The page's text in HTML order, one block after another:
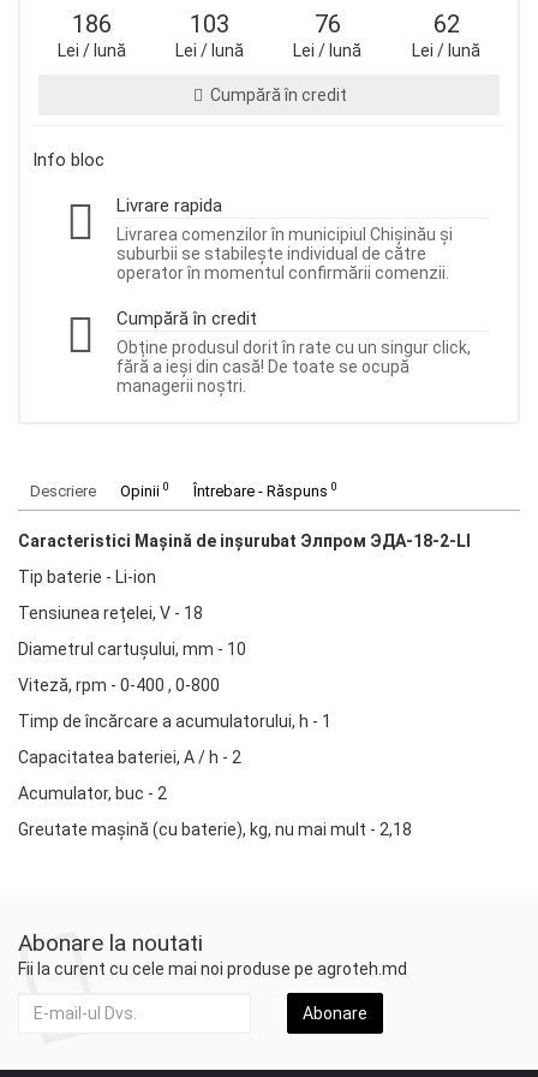
186
Lei / lună
103
Lei / lună
76
Lei / lună
62
Lei / lună
Cumpără în credit
Info bloc
Livrare rapida
Livrarea comenzilor în municipiul Chișinău și
suburbii se stabilește individual de către
operator în momentul confirmării comenzii.
Cumpără în credit
Obține produsul dorit în rate cu un singur click,
fără a ieși din casă! De toate se ocupă
managerii noștri.
Descriere Opinii 0 Întrebare - Răspuns 0
Caracteristici Mașină de inșurubat Элпром ЭДА-18-2-LI
Tip baterie - Li-ion
Tensiunea rețelei, V - 18
Diametrul cartușului, mm - 10
Viteză, rpm - 0-400 , 0-800
Timp de încărcare a acumulatorului, h - 1
Capacitatea bateriei, A / h - 2
Acumulator, buc - 2
Greutate mașină (cu baterie), kg, nu mai mult - 2,18
Abonare la noutati
Fii la curent cu cele mai noi produse pe agroteh.md
Abonare